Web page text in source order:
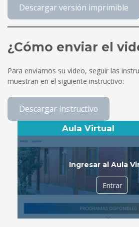
Descargar versión imprimible
¿Cómo enviar el
Para enviarnos su video, seguir las
muestran en el siguiente instructivo:
Descargar instructivo
Aula Virtual
Ingresar al Aula
Entrar